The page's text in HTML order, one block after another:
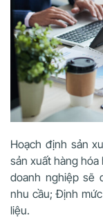
Hoạch định sản
sản xuất hàng hóa
doanh nghiệp sẽ
nhu cầu; Định
liệu.